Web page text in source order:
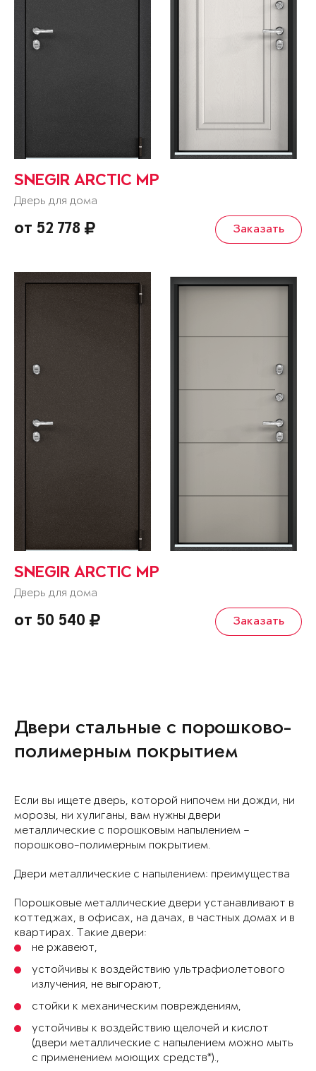
SNEGIR ARCTIC MP
Дверь для дома
от 52 778 Заказать
SNEGIR ARCTIC MP
Дверь для дома
от 50 540 Заказать
Двери стальные с порошково-
полимерным покрытием
Если вы ищете дверь, которой нипочем ни дожди, ни
морозы, ни хулиганы, вам нужны двери
металлические с порошковым напылением –
порошково-полимерным покрытием.
Двери металлические с напылением: преимущества
Порошковые металлические двери устанавливают в
коттеджах, в офисах, на дачах, в частных домах и в
квартирах. Такие двери:
не ржавеют,
устойчивы к воздействию ультрафиолетового
излучения, не выгорают,
стойки к механическим повреждениям,
устойчивы к воздействию щелочей и кислот
(двери металлические с напылением можно мыть
с применением моющих средств*).,